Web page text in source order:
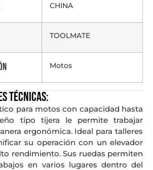
CHINA
TOOLMATE
Motos
técnicas:
para motos con capacidad hasta
tipo tijera le permite trabajar
ergonómica. Ideal para talleres
su operación con un elevador
rendimiento. Sus ruedas permiten
en varios lugares dentro del